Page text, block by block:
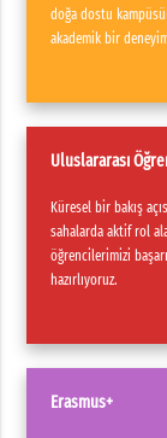
doğa dostu
akademik bir
Uluslararası
Küresel bir bakış
sahalarda aktif rol
öğrencilerimizi
hazırlıyoruz.
Erasmus+